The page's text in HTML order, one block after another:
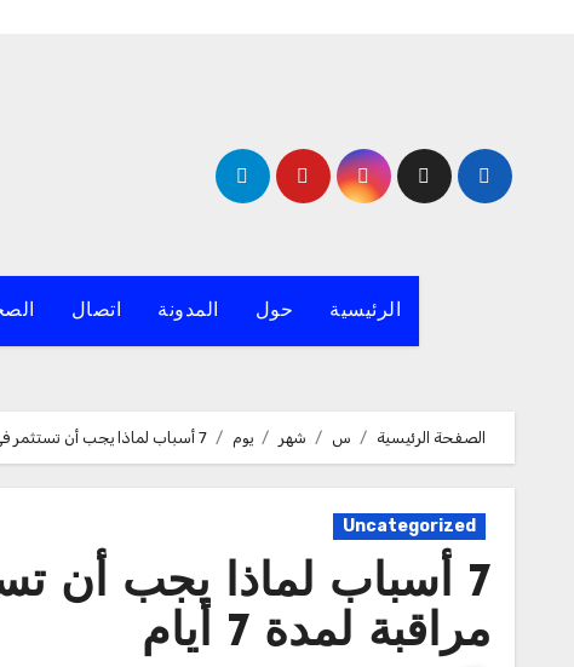
الرئيسية حول المدونة اتصال
الصفحة الرئيسية س شهر يوم 7 أسباب لماذا يجب أن تستثمر في نظام تسجيل كاميرا مراقبة لمدة 7 أيام
Uncategorized
7 أسباب لماذا يجب أن
مراقبة لمدة 7 أيام